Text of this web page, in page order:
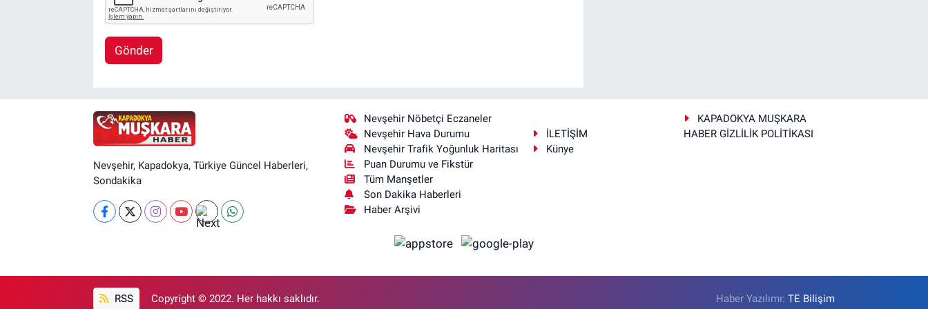
Gönder
Nevşehir, Kapadokya, Türkiye Güncel Haberleri,
Sondakika
Nevşehir Nöbetçi Eczaneler
Nevşehir Hava Durumu
Nevşehir Trafik Yoğunluk Haritası
Puan Durumu ve Fikstür
Tüm Manşetler
Son Dakika Haberleri
Haber Arşivi
İLETİŞİM
KAPADOKYA MUŞKARA
HABER GİZLİLİK POLİTİKASI
Künye
RSS Copyright © 2022. Her hakkı saklıdır. Haber Yazılımı:TE Bilişim